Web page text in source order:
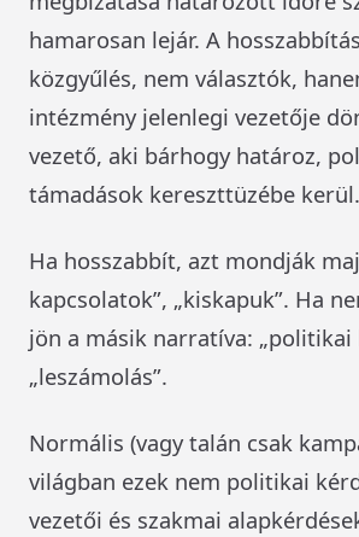
hamarosan lejár. A
közgyűlés, nem választók,
intézmény jelenlegi vezetője
vezető, aki bárhogy határoz,
támadások kereszttüzébe kerül.
Ha hosszabbít, azt mondják
kapcsolatok”, „kiskapuk”. Ha
jön a másik narratíva: „politikai
„leszámolás”.
Normális (vagy talán csak
világban ezek nem politikai
vezetői és szakmai